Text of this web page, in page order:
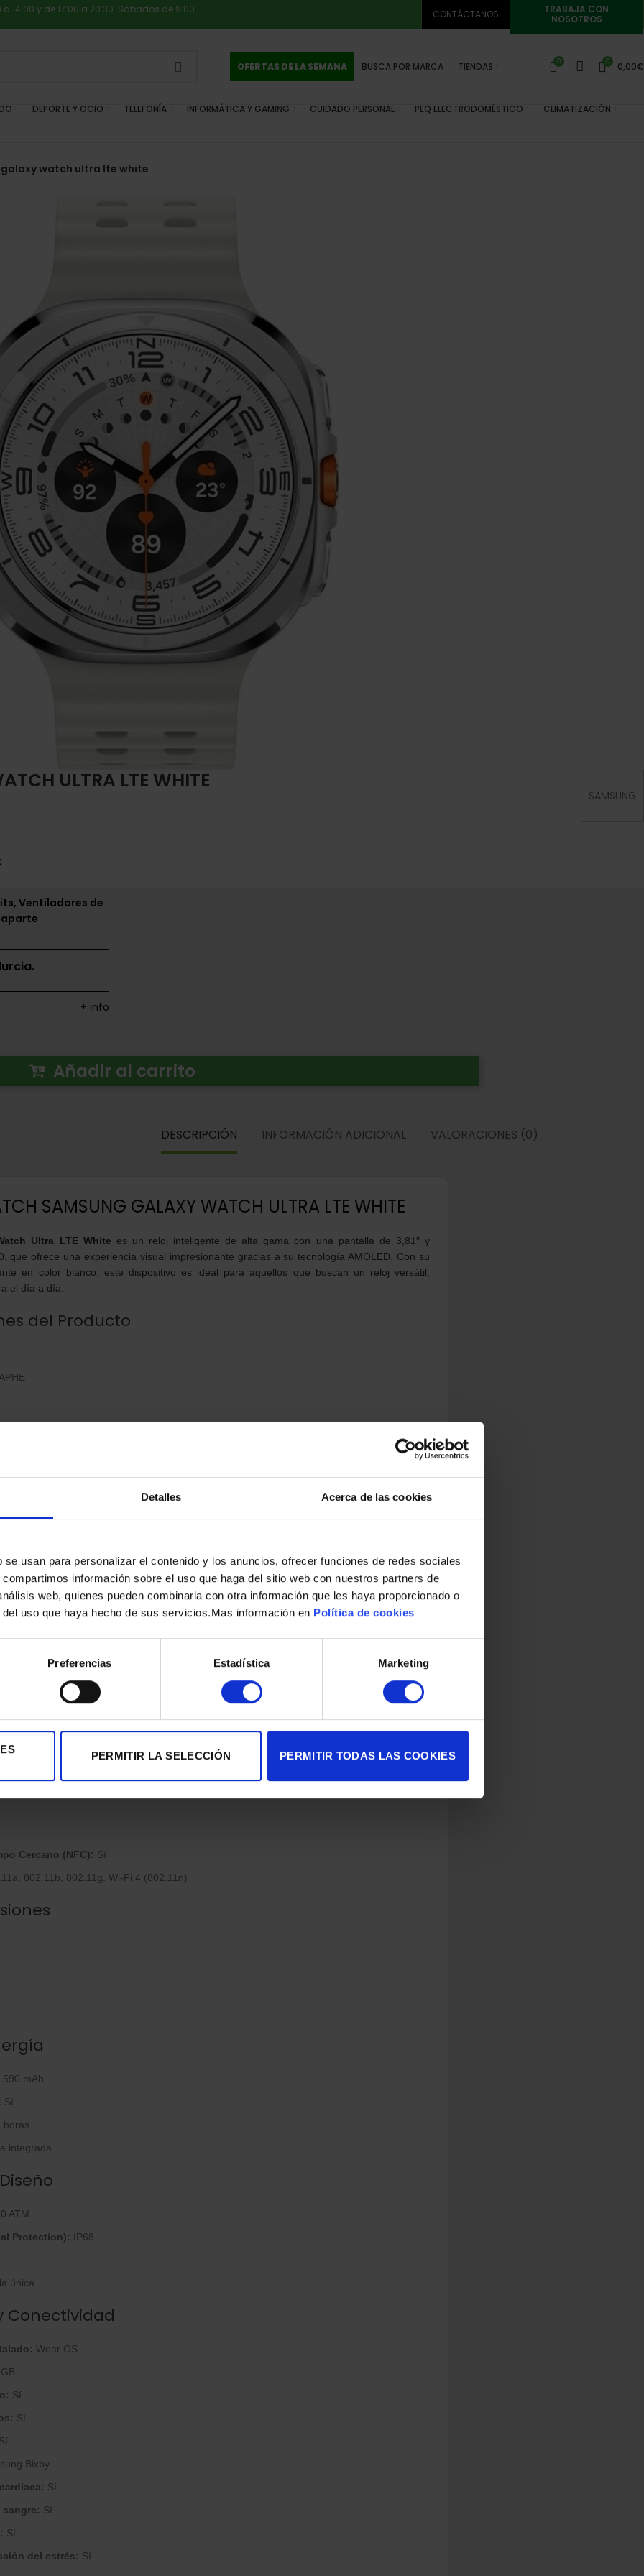
Detalles Acerca de las cookies
usan para personalizar el contenido y los anuncios, ofrecer funciones de redes sociales
información sobre el uso que haga del sitio web con nuestros partners de
web, quienes pueden combinarla con otra información que les haya proporcionado o
uso que haya hecho de sus servicios.Mas información en Política de cookies
Preferencias Estadística Marketing
PERMITIR LA SELECCIÓN PERMITIR TODAS LAS COOKIES
a 14:00 y de 17:00 a 20:30. Sábados de 9:00
CONTÁCTANOS
TRABAJA CON
NOSOTROS
OFERTAS DE LA SEMANA BUSCA POR MARCA TIENDAS 0 0 0,00€
DEPORTE Y OCIO TELEFONÍA INFORMÁTICA Y GAMING CUIDADO PERSONAL PEQ ELECTRODOMÉSTICO CLIMATIZACIÓN
watch ultra lte white
SAMSUNG
ULTRA LTE WHITE
Ventiladores de
aparte
+ info
Añadir al carrito
DESCRIPCIÓN INFORMACIÓN ADICIONAL VALORACIONES (0)
SAMSUNG GALAXY WATCH ULTRA LTE WHITE
Ultra LTE White es un reloj inteligente de alta gama con una pantalla de 3,81″ y
que ofrece una experiencia visual impresionante gracias a su tecnología AMOLED. Con su
en color blanco, este dispositivo es ideal para aquellos que buscan un reloj versátil,
el día a día.
del Producto
3,81″
480 x 480 píxeles
pantalla:
16 millones
on:Sí
Cercano (NFC): Sí
802.11b, 802.11g, Wi-Fi 4 (802.11n)
590 mAh
Sí
horas
integrada
ATM
Protection): IP68
única
Conectividad
Wear OS
Sí
Sí
Sí
Bixby
Sí
Sí
Sí
del estrés: Sí